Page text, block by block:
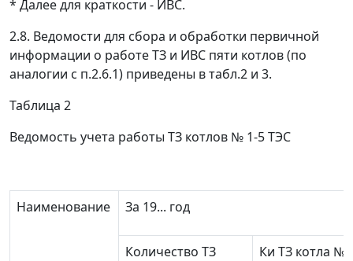
* Далее для краткости - ИВС.
2.8. Ведомости для сбора и обработки первичной
информации о работе ТЗ и ИВС пяти котлов (по
аналогии с п.2.6.1) приведены в табл.2 и 3.
Таблица 2
Ведомость учета работы ТЗ котлов № 1-5 ТЭС
Наименование За 19... год
Количество ТЗ Ки ТЗ котла №